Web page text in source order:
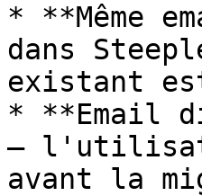
* **Même
dans
existant
* **Email
—
avant la